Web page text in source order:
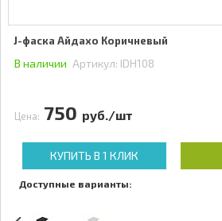
J-фаска Айдахо Коричневый
В наличии Артикул: IDH108
Цена: 750 руб./шт
КУПИТЬ В 1 КЛИК
Доступные варианты: